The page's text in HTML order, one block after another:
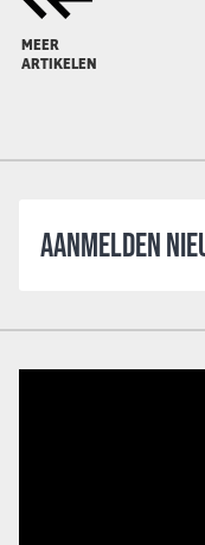
MEER
ARTIKELEN
AANMELDEN